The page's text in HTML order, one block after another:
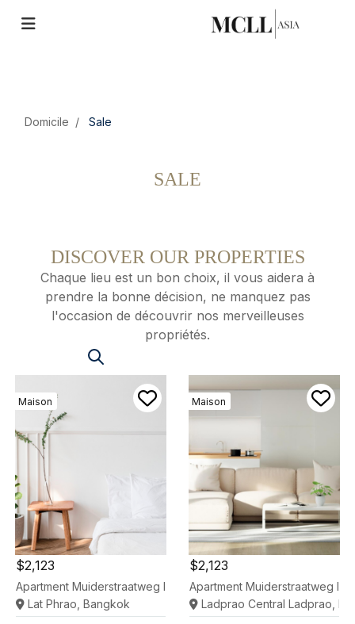
Domicile Sale
SALE
DISCOVER OUR PROPERTIES
Chaque lieu est un bon choix, il vous aidera à
prendre la bonne décision, ne manquez pas
l'occasion de découvrir nos merveilleuses
propriétés.
Maison
$2,123
Apartment Muiderstraatweg In Diemen
Lat Phrao, Bangkok
Maison
$2,123
Apartment Muiderstraatweg In
Ladprao Central Ladprao,